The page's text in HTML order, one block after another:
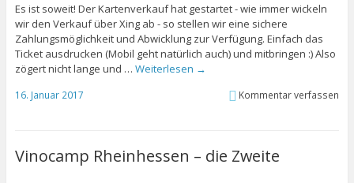
Es ist soweit! Der Kartenverkauf hat gestartet - wie immer wickeln
wir den Verkauf über Xing ab - so stellen wir eine sichere
Zahlungsmöglichkeit und Abwicklung zur Verfügung. Einfach das
Ticket ausdrucken (Mobil geht natürlich auch) und mitbringen :) Also
zögert nicht lange und … Weiterlesen →
16. Januar 2017 Kommentar verfassen
Vinocamp Rheinhessen – die Zweite